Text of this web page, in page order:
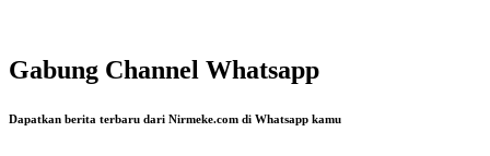
Gabung Channel Whatsapp
Dapatkan berita terbaru dari Nirmeke.com di Whatsapp kamu